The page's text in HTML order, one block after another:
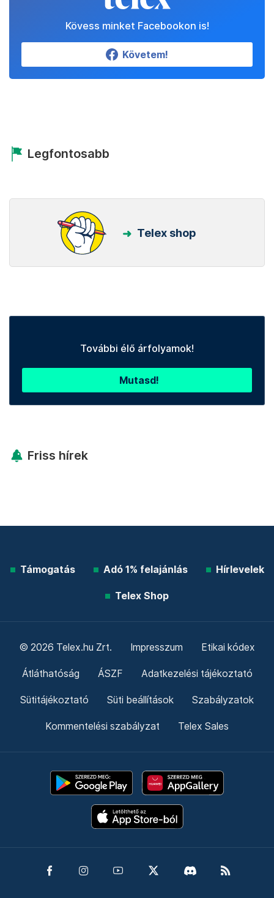
Kövess minket Facebookon is!
Követem!
Legfontosabb
Telex shop
További élő árfolyamok!
Mutasd!
Friss hírek
Támogatás Adó 1% felajánlás Hírlevelek
Telex Shop
© 2026 Telex.hu Zrt. Impresszum Etikai kódex
Átláthatóság ÁSZF Adatkezelési tájékoztató
Sütitájékoztató Süti beállítások Szabályzatok
Kommentelési szabályzat Telex Sales